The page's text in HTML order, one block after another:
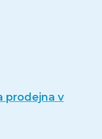
prodejna v